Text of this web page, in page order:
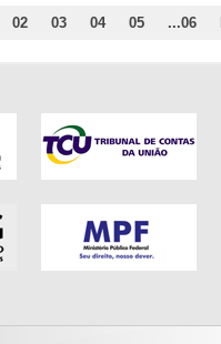
02 03 04 05 ...06